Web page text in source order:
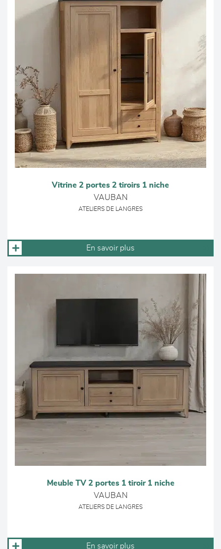
Vitrine 2 portes 2 tiroirs 1 niche
VAUBAN
ATELIERS DE LANGRES
En savoir plus
Meuble TV 2 portes 1 tiroir 1 niche
VAUBAN
ATELIERS DE LANGRES
En savoir plus